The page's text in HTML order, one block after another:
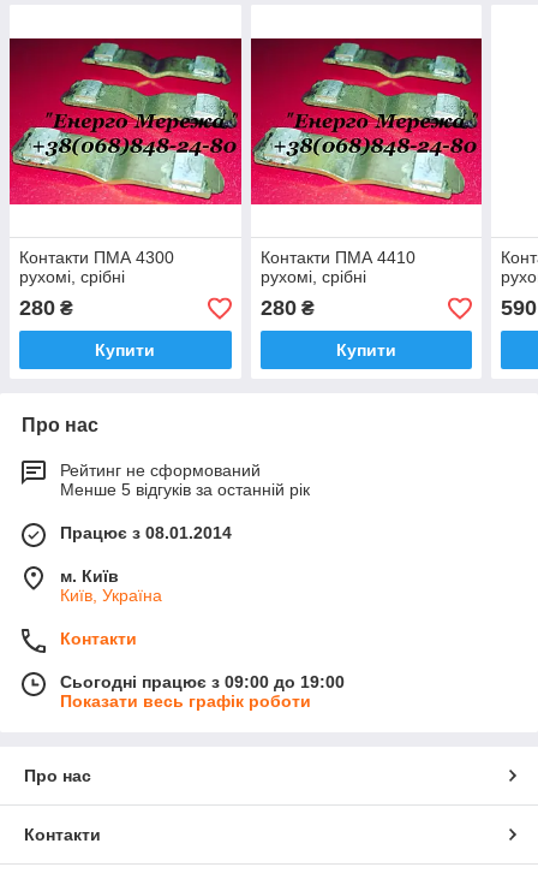
Контакти ПМА 4300
рухомі, срібні
280 ₴
Купити
Контакти ПМА 4410
рухомі, срібні
280₴
Купити
590
Про нас
Рейтинг не сформований
Менше 5 відгуків за останній рік
Працює з 08.01.2014
м. Київ
Київ, Україна
Контакти
Сьогодні працює з 09:00 до 19:00
Показати весь графік роботи
Про нас
Контакти